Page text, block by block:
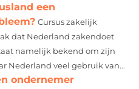
een
Cursus zakelijk
dat Nederland zakendoet
namelijk bekend om zijn
Nederland veel gebruik van...
ondernemer